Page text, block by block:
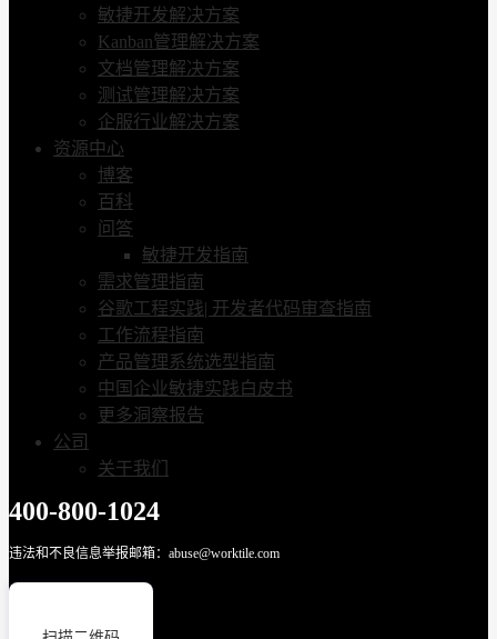
敏捷开发解决方案
Kanban管理解决方案
文档管理解决方案
测试管理解决方案
企服行业解决方案
资源中心
博客
百科
问答
敏捷开发指南
需求管理指南
谷歌工程实践| 开发者代码审查指南
工作流程指南
产品管理系统选型指南
中国企业敏捷实践白皮书
更多洞察报告
公司
关于我们
400-800-1024
违法和不良信息举报邮箱：abuse@worktile.com